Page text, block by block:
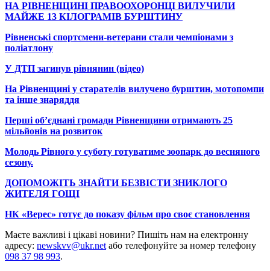
НА РІВНЕНЩИНІ ПРАВООХОРОНЦІ ВИЛУЧИЛИ
МАЙЖЕ 13 КІЛОГРАМІВ БУРШТИНУ
Рівненські спортсмени-ветерани стали чемпіонами з
поліатлону
У ДТП загинув рівнянин (відео)
На Рівненщині у старателів вилучено бурштин, мотопомпи
та інше знаряддя
Перші об’єднані громади Рівненщини отримають 25
мільйонів на розвиток
Молодь Рівного у суботу готуватиме зоопарк до весняного
сезону.
ДОПОМОЖІТЬ ЗНАЙТИ БЕЗВІСТИ ЗНИКЛОГО
ЖИТЕЛЯ ГОЩІ
НК «Верес» готує до показу фільм про своє становлення
Маєте важливі і цікаві новини? Пишіть нам на електронну
адресу: newskvv@ukr.netабо телефонуйте за номер телефону
098 37 98 993.